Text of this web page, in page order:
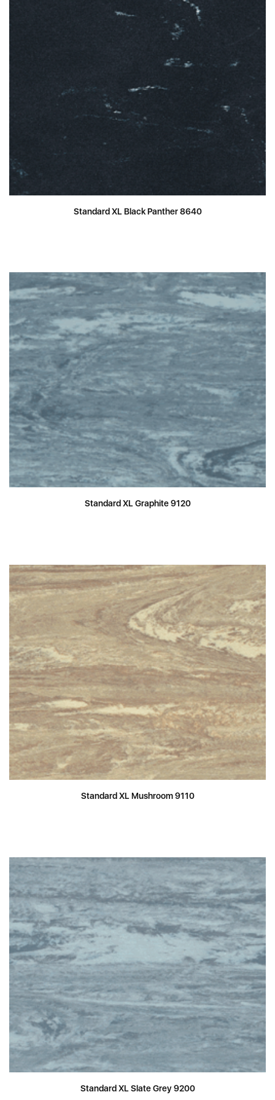
Standard XL Black Panther 8640
Standard XL Graphite 9120
Standard XL Mushroom 9110
Standard XL Slate Grey 9200